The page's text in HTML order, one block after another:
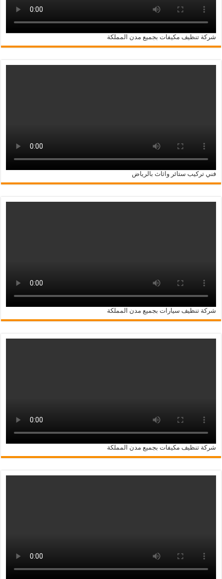
شركة تنظيف مكيفات بجميع مدن المملكة
فني تركيب ستائر واثاث بالرياض
شركة تنظيف سيارات بجميع مدن المملكة
شركة تنظيف مكيفات بجميع مدن المملكة